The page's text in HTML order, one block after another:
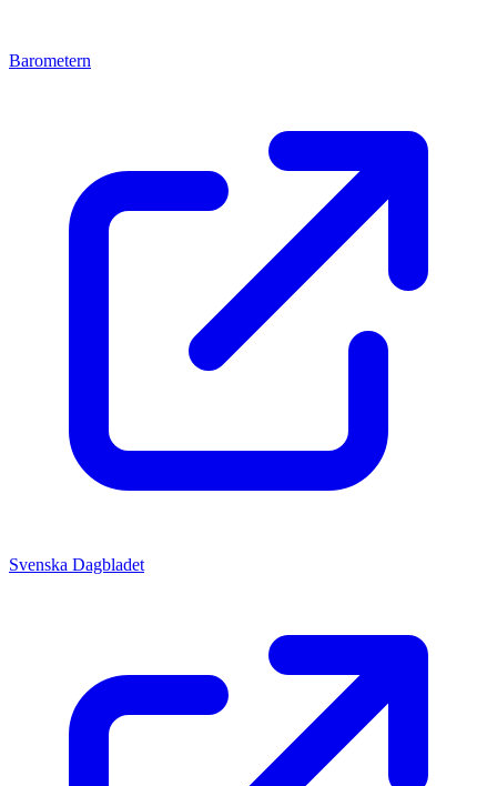
Barometern
Svenska Dagbladet